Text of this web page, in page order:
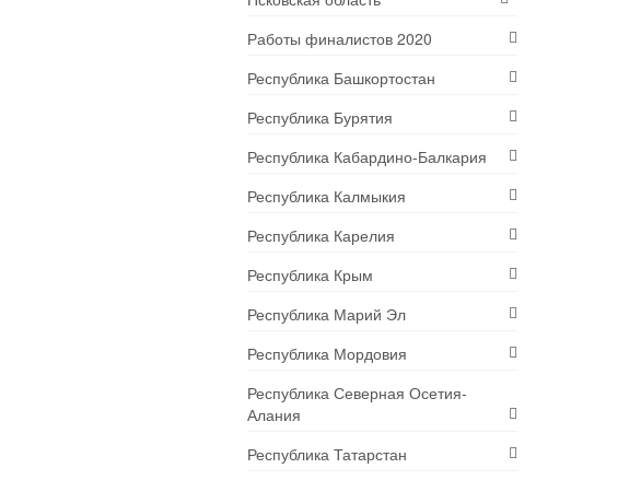
Работы финалистов 2020
Республика Башкортостан
Республика Бурятия
Республика Кабардино-Балкария
Республика Калмыкия
Республика Карелия
Республика Крым
Республика Марий Эл
Республика Мордовия
Республика Северная Осетия-
Алания
Республика Татарстан